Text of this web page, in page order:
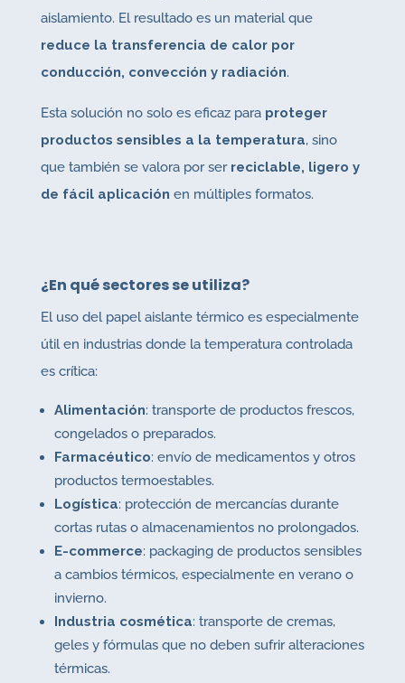
aislamiento. El resultado es un material que
reduce la transferencia de calor por
conducción, convección y radiación.
Esta solución no solo es eficaz para proteger
productos sensibles a la temperatura, sino
que también se valora por ser reciclable, ligero y
de fácil aplicación en múltiples formatos.
¿En qué sectores se utiliza?
El uso del papel aislante térmico es especialmente
útil en industrias donde la temperatura controlada
es crítica:
Alimentación: transporte de productos frescos,
congelados o preparados.
Farmacéutico: envío de medicamentos y otros
productos termoestables.
Logística: protección de mercancías durante
cortas rutas o almacenamientos no prolongados.
E-commerce: packaging de productos sensibles
a cambios térmicos, especialmente en verano o
invierno.
Industria cosmética: transporte de cremas,
geles y fórmulas que no deben sufrir alteraciones
térmicas.